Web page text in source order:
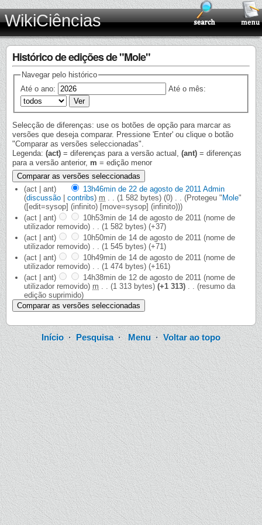
WikiCiências
Histórico de edições de "Mole"
Navegar pelo histórico
Até o ano:
Até o mês:
Selecção de diferenças: use os botões de opção para marcar as
versões que deseja comparar. Pressione 'Enter' ou clique o botão
"Comparar as versões seleccionadas".
Legenda: (act) = diferenças para a versão actual, (ant) = diferenças
para a versão anterior, m = edição menor
(act | ant) 13h46min de 22 de agosto de 2011 Admin
(discussão | contribs) m (1 582 bytes) (0) (Protegeu "Mole"
([edit=sysop] (infinito) [move=sysop] (infinito)))
(act | ant)
10h53min de 14 de agosto de 2011 (nome de
utilizador removido)
(1 582 bytes) (+37)
(act | ant)
10h50min de 14 de agosto de 2011 (nome de
utilizador removido)
(1 545 bytes) (+71)
(act | ant)
10h49min de 14 de agosto de 2011 (nome de
utilizador removido)
(1 474 bytes) (+161)
(act | ant)
14h38min de 12 de agosto de 2011 (nome de
utilizador removido) m (1 313 bytes) (+1 313)
(resumo da
edição suprimido)
Início · Pesquisa·Menu ·Voltar ao topo